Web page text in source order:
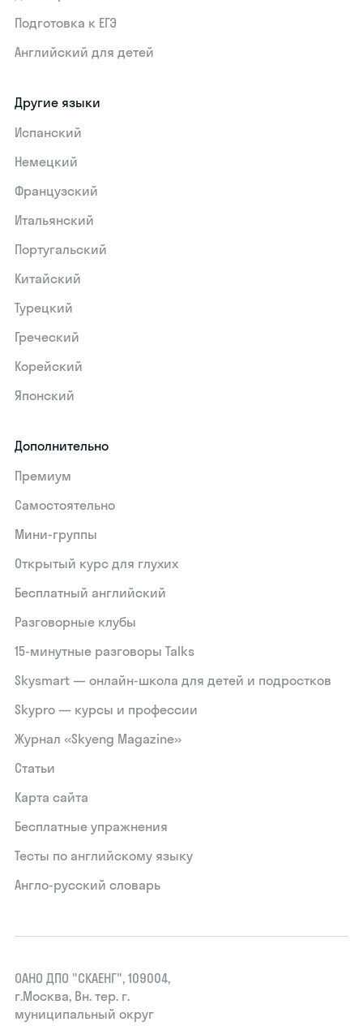
Подготовка к ЕГЭ
Английский для детей
Другие языки
Испанский
Немецкий
Французский
Итальянский
Португальский
Китайский
Турецкий
Греческий
Корейский
Японский
Дополнительно
Премиум
Самостоятельно
Мини-группы
Открытый курс для глухих
Бесплатный английский
Разговорные клубы
15‑минутные разговоры Talks
Skysmart — онлайн-школа для детей и подростков
Skypro — курсы и профессии
Журнал «Skyeng Magazine»
Статьи
Карта сайта
Бесплатные упражнения
Тесты по английскому языку
Англо-русский словарь
ОАНО ДПО "СКАЕНГ", 109004,
г.Москва, Вн. тер. г.
муниципальный округ